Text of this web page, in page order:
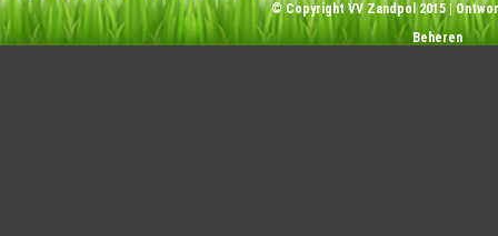
© Copyright VV Zandpol 2015 |
Beheren